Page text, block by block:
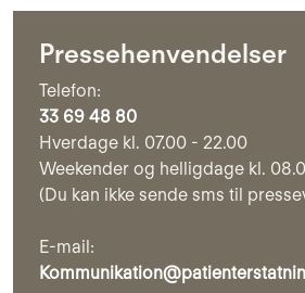
Pressehenvendelser
Telefon:
33 69 48 80
Hverdage kl. 07.00 - 22.00
Weekender og helligdage kl.
(Du kan ikke sende sms til
E-mail: